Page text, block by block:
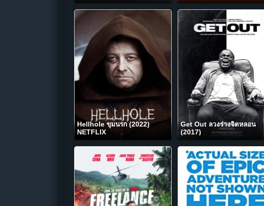
Hellhole ขุมนรก (2022)
NETFLIX
Get Out ลวงร่างจิตหลอน
(2017)